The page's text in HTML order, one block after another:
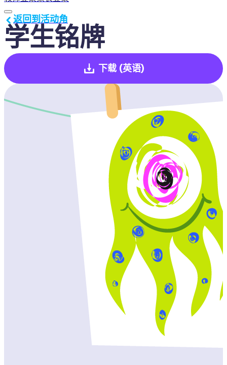
学生铭牌
返回到活动角
下载 (英语)